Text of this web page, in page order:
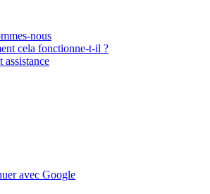
nous
cela fonctionne-t-il ?
assistance
avec Google